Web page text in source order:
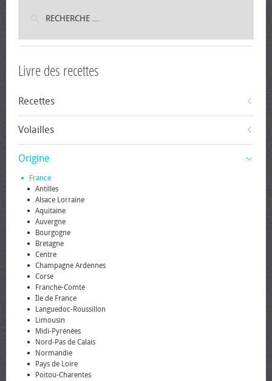
Livre des recettes
Recettes
Volailles
Origine
France
Antilles
Alsace Lorraine
Aquitaine
Auvergne
Bourgogne
Bretagne
Centre
Champagne Ardennes
Corse
Franche-Comté
Île de France
Languedoc-Roussillon
Limousin
Midi-Pyrénées
Nord-Pas de Calais
Normandie
Pays de Loire
Poitou-Charentes